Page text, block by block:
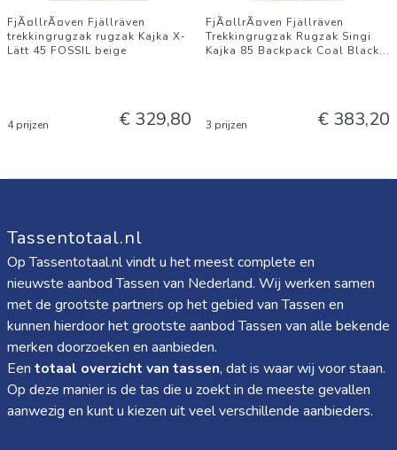
FjÃ¤llrÃ¤ven Fjällräven
trekkingrugzak rugzak Kajka X-
Lätt 45 FOSSIL beige
4 prijzen € 329,80
FjÃ¤llrÃ¤ven Fjällräven
Trekkingrugzak Rugzak Singi
Kajka 85 Backpack Coal Black...
3 prijzen € 383,20
Tassentotaal.nl
Op Tassentotaal.nl vindt u het meest complete en
nieuwste aanbod Tassen van Nederland. Wij werken samen
met de grootste partners op het gebied van Tassen en
kunnen hierdoor het grootste aanbod Tassen van alle bekende
merken doorzoeken en aanbieden.
Een totaal overzicht van tassen, dat is waar wij voor staan.
Op deze manier is de tas die u zoekt in de meeste gevallen
aanwezig en kunt u kiezen uit veel verschillende aanbieders.